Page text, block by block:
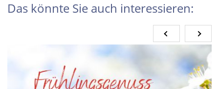
Das könnte Sie auch interessieren: